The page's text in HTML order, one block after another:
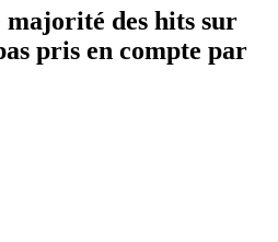
majorité des hits sur
pris en compte par